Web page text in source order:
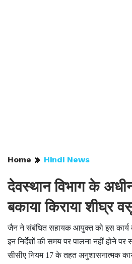
Home Hindi News
देवस्थान विभाग के
बकाया किराया शीघ्र
जैन ने संबंधित सहायक आयुक्त को इस कार्य
इन निर्देशों की समय पर पालना नहीं होने पर
सीसीए नियम 17 के तहत अनुशासनात्मक